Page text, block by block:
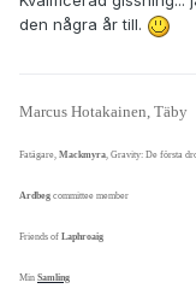
den några år till.
Marcus Hotakainen, Täby
Fatägare, Mackmyra, Gravity: De första
Ardbeg committee member
Friends of Laphroaig
Min Samling